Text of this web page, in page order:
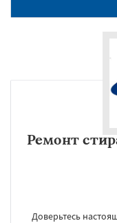
Ремонт
Доверьтесь